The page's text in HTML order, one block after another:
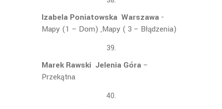
Izabela Poniatowska Warszawa -
Mapy (1 – Dom) ,Mapy ( 3 – Błądzenia)
Marek Rawski Jelenia Góra –
Przekątna